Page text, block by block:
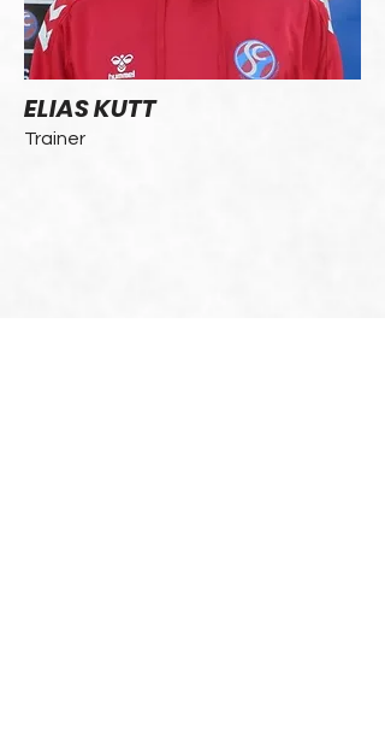
ELIAS KUTT
Trainer